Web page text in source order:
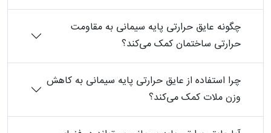
چگونه عایق حرارتی پایه سیمانی به مقاومت
حرارتی ساختمان کمک می‌کند؟
چرا استفاده از عایق حرارتی پایه سیمانی به کاهش
وزن ملات کمک می‌کند؟